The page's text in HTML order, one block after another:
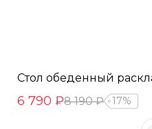
Стол обеденный
6 790 ₽8 190 ₽ 17%